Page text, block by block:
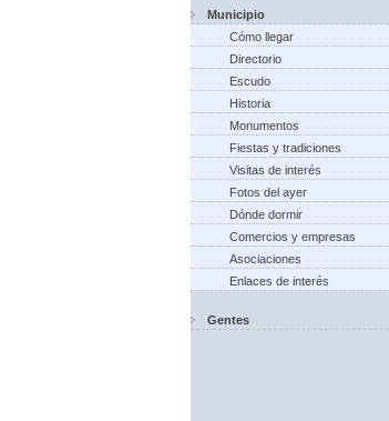
Municipio
Cómo llegar
Directorio
Escudo
Historia
Monumentos
Fiestas y tradiciones
Visitas de interés
Fotos del ayer
Dónde dormir
Comercios y empresas
Asociaciones
Enlaces de interés
Gentes